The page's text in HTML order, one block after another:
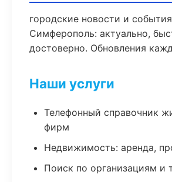
городские новости и
Симферополь: актуально,
достоверно. Обновления
Наши услуги
Телефонный справочник
фирм
Недвижимость: аренда,
Поиск по организациям и